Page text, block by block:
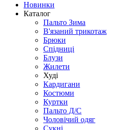
Новинки
Каталог
Пальто Зима
В'язаний трикотаж
Брюки
Спідниці
Блузи
Жилети
Худі
Кардигани
Костюми
Куртки
Пальто Д/С
Чоловічий одяг
Сукні
XLSX